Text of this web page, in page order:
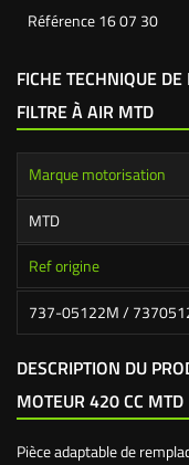
Référence16 07 30
FICHE TECHNIQUE
FILTRE À AIR MTD
Marque motorisation
MTD
Ref origine
737-05122M /
DESCRIPTION DU
MOTEUR 420 CC MTD
Pièce adaptable de